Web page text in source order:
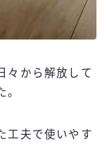
々から解放して
。
工夫で使いやす